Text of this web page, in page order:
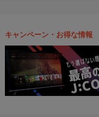
キャンペーン・お得な情報